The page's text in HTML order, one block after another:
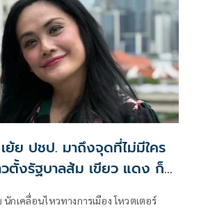
ย้ย ปชป. มาถึงจุดที่ไม่มีใคร
วตั้งรัฐบาลส้ม เขียว แดง ก็
กเคลื่อนไหวทางการเมือง โหวตเตอร์